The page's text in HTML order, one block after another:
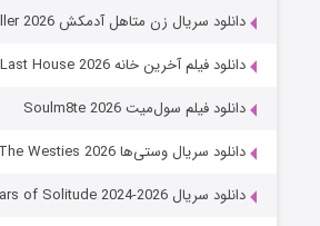
دانلود سریال زن متاهل آدمکش A Bona Fide Killer 2026
دانلود فیلم آخرین خانه The Last House 2026
دانلود فیلم سول‌میت Soulm8te 2026
دانلود سریال وستی‌ها The Westies 2026
دانلود سریال One Hundred Years of Solitude 2024-2026